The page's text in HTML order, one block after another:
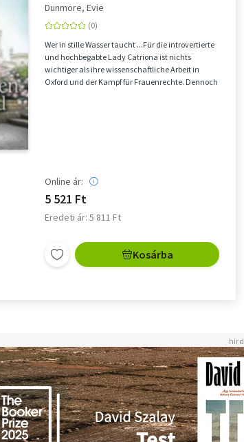
Dunmore, Evie
Wer in stille Wasser taucht ...Für die introvertierte
und hochbegabte Lady Catriona ist nichts
wichtiger als ihre wissenschaftliche Arbeit in
Oxford und der Kampf für Frauenrechte. Dennoch
Online ár:
5 521 Ft
Eredeti ár: 5 811 Ft
Kosárba